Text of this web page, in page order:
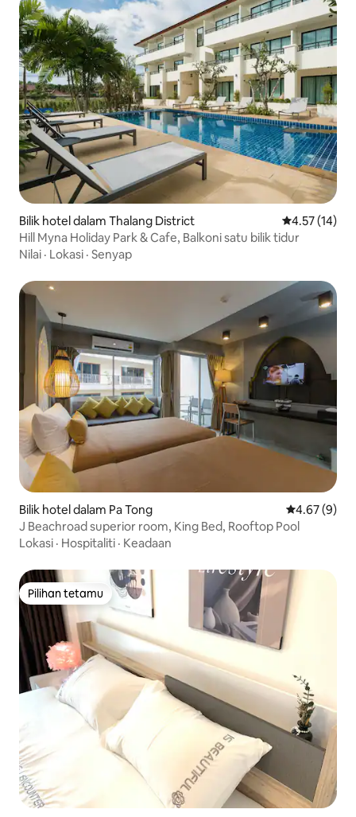
Bilik hotel dalam Thalang District Penarafan
4.57 (14)
Hill Myna Holiday Park & Cafe, Balkoni satu bilik tidur
Nilai · Lokasi · Senyap
Bilik hotel dalam Pa Tong Penarafan
4.67 (9)
J Beachroad superior room, King Bed, Rooftop Pool
Lokasi · Hospitaliti · Keadaan
Pilihan tetamu
Pilihan tetamu